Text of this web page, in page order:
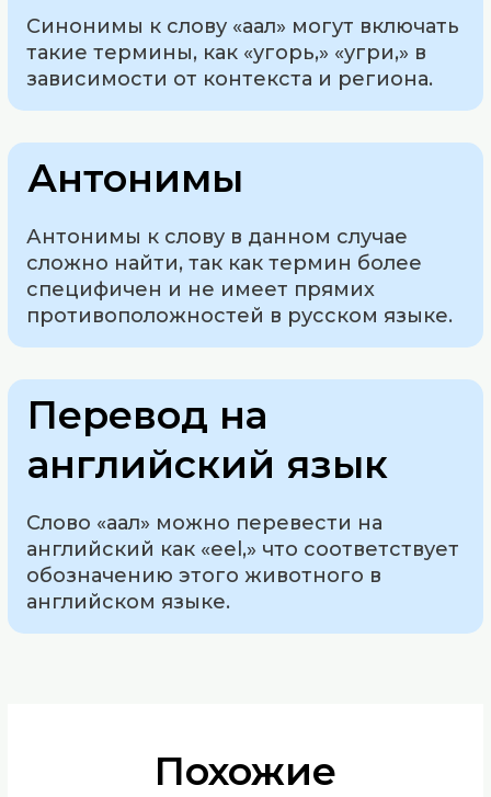
Синонимы к слову «аал» могут включать
такие термины, как «угорь,» «угри,» в
зависимости от контекста и региона.
Антонимы
Антонимы к слову в данном случае
сложно найти, так как термин более
специфичен и не имеет прямих
противоположностей в русском языке.
Перевод на
английский язык
Слово «аал» можно перевести на
английский как «eel,» что соответствует
обозначению этого животного в
английском языке.
Похожие